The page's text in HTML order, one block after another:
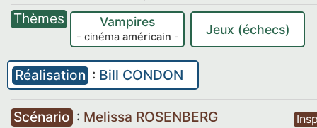
Thèmes Vampires
- cinéma américain -
Jeux (échecs)
Réalisation : Bill CONDON
Scénario : Melissa ROSENBERG